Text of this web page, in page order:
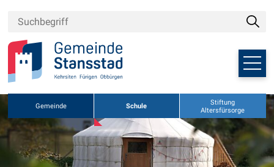
Suche
Suchbegriff
Weitere Auftritte der Gemeinde
Gemeinde Schule
Stiftung
Altersfürsorge